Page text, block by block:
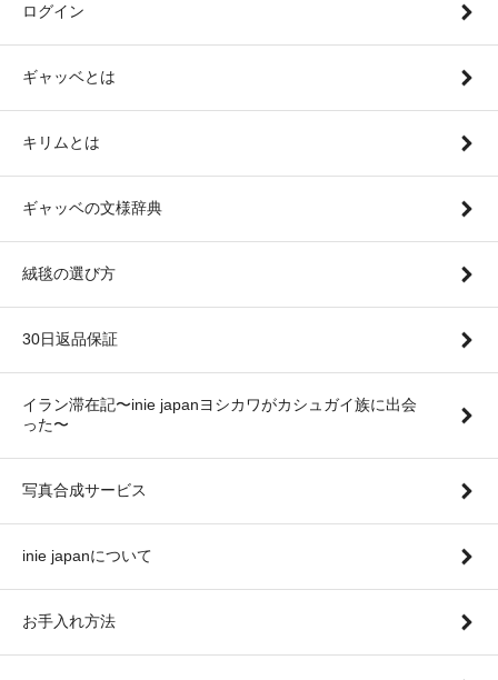
ログイン
ギャッベとは
キリムとは
ギャッベの文様辞典
絨毯の選び方
30日返品保証
イラン滞在記〜inie japanヨシカワがカシュガイ族に出会
った〜
写真合成サービス
inie japanについて
お手入れ方法